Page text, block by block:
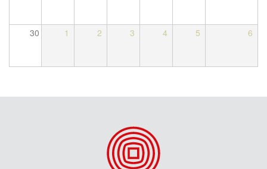
30 1 2 3 4 5 6